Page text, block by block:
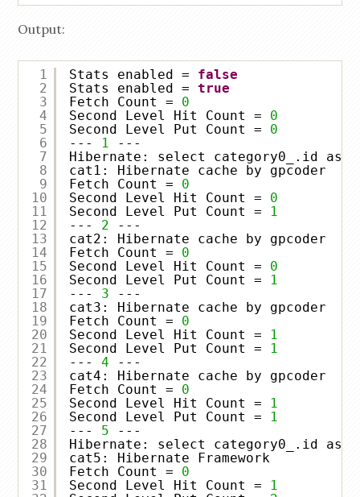
Output:
1
2
3
4
5
6
7
8
9
10
11
12
13
14
15
16
17
18
19
20
21
22
23
24
25
26
27
28
29
30
31
Stats enabled = false
Stats enabled = true
Fetch Count = 0
Second Level Hit Count = 0
Second Level Put Count = 0
--- 1
---
Hibernate: select category0_.id as
cat1: Hibernate cache by gpcoder
Fetch Count = 0
Second Level Hit Count = 0
Second Level Put Count = 1
--- 2
---
cat2: Hibernate cache by gpcoder
Fetch Count = 0
Second Level Hit Count = 0
Second Level Put Count = 1
--- 3
---
cat3: Hibernate cache by gpcoder
Fetch Count = 0
Second Level Hit Count = 1
Second Level Put Count = 1
--- 4
---
cat4: Hibernate cache by gpcoder
Fetch Count = 0
Second Level Hit Count = 1
Second Level Put Count = 1
--- 5
---
Hibernate: select category0_.id as
cat5: Hibernate Framework
Fetch Count = 0
Second Level Hit Count = 1